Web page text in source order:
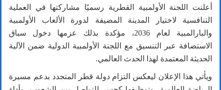
أعلنت اللجنة الأولمبية القطرية رسميًا مشاركتها في العملية
التنافسية لاختيار المدينة المضيفة لدورة الألعاب الأولمبية
والبارالمبية لعام2036، مؤكدة بذلك عزمها دخول سباق
الاستضافة عبر التنسيق مع اللجنة الأولمبية الدولية ضمن الآلية
الحديثة المعتمدة لهذا الحدث العالمي.
ويأتي هذا الإعلان ليعكس التزام دولة قطر المتجدد بدعم مسيرة